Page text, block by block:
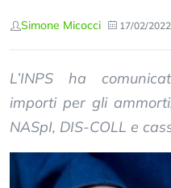
Simone Micocci 17/02/2022
L’INPS ha
importi per gli
NASpI, DIS-COLL e